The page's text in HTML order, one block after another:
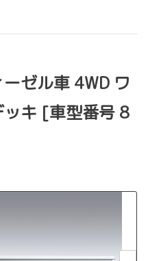
ゼル車 4WD ワ
ッキ [車型番号 8